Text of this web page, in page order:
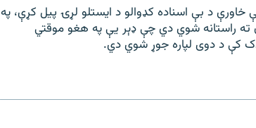
د بې اسناده کډوالو د ایستلو لړۍ پیل کړې، په
ته راستانه شوي دي چې ډېر یې په هغو موقتي
کې د دوی لپاره جوړ شوي دي.